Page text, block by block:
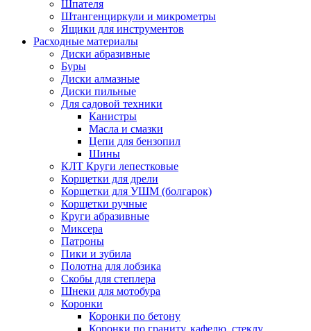
Шпателя
Штангенциркули и микрометры
Ящики для инструментов
Расходные материалы
Диски абразивные
Буры
Диски алмазные
Диски пильные
Для садовой техники
Канистры
Масла и смазки
Цепи для бензопил
Шины
КЛТ Круги лепестковые
Корщетки для дрели
Корщетки для УШМ (болгарок)
Корщетки ручные
Круги абразивные
Миксера
Патроны
Пики и зубила
Полотна для лобзика
Скобы для степлера
Шнеки для мотобура
Коронки
Коронки по бетону
Коронки по граниту, кафелю, стеклу